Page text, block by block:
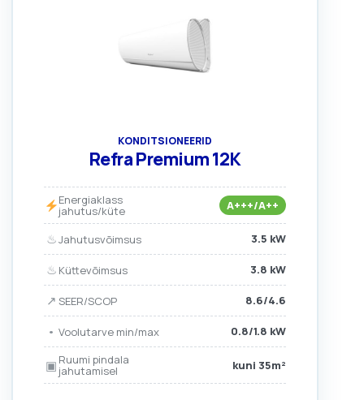
KONDITSIONEERID
Refra Premium 12K
Energiaklass
jahutus/küte A+++/A++
♨Jahutusvõimsus 3.5 kW
♨ Küttevõimsus 3.8 kW
↗ SEER/SCOP 8.6/4.6
• Voolutarve min/max 0.8/1.8 kW
▣ Ruumi pindala
jahutamisel kuni 35m²